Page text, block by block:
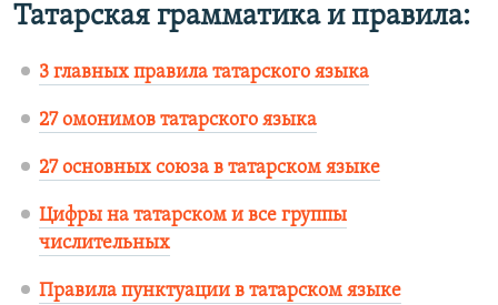
Татарская грамматика и правила:
3 главных правила татарского языка
27 омонимов татарского языка
27 основных союза в татарском языке
Цифры на татарском и все группы
числительных
Правила пунктуации в татарском языке